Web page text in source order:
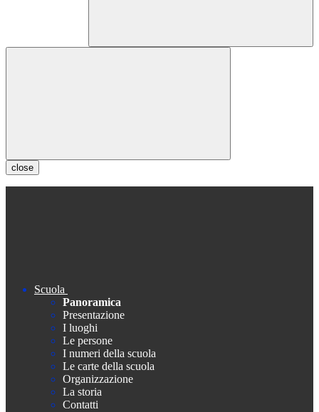
close
Scuola
Panoramica
Presentazione
I luoghi
Le persone
I numeri della scuola
Le carte della scuola
Organizzazione
La storia
Contatti